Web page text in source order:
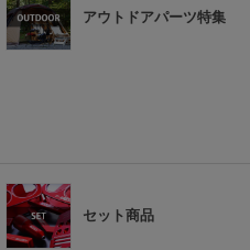
アウトドアパーツ特集
セット商品